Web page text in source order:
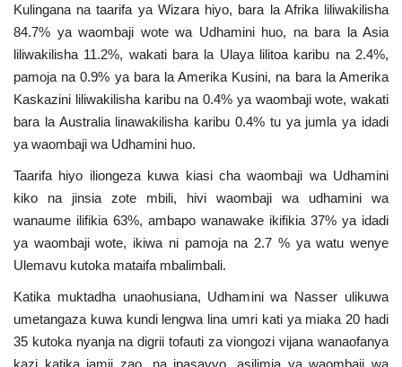
Nasser
Udhamini wa Nasser
Nyaraka na Marejeleo
Waanzilishi
Raia wa ulimwengu mzima
Nyaraka
Washiriki
Kulingana na taarifa ya Wizara hiyo, bara la Afrika liliwakilisha
84.7% ya waombaji wote wa Udhamini huo, na bara la Asia
liliwakilisha 11.2%, wakati bara la Ulaya lilitoa karibu na 2.4%,
pamoja na 0.9% ya bara la Amerika Kusini, na bara la Amerika
Kaskazini liliwakilisha karibu na 0.4% ya waombaji wote, wakati
bara la Australia linawakilisha karibu 0.4% tu ya jumla ya idadi
ya waombaji wa Udhamini huo.
Taarifa hiyo iliongeza kuwa kiasi cha waombaji wa Udhamini
kiko na jinsia zote mbili, hivi waombaji wa udhamini wa
wanaume ilifikia 63%, ambapo wanawake ikifikia 37% ya idadi
ya waombaji wote, ikiwa ni pamoja na 2.7 % ya watu wenye
Ulemavu kutoka mataifa mbalimbali.
Katika muktadha unaohusiana, Udhamini wa Nasser ulikuwa
umetangaza kuwa kundi lengwa lina umri kati ya miaka 20 hadi
35 kutoka nyanja na digrii tofauti za viongozi vijana wanaofanya
kazi katika jamii zao, na ipasavyo, asilimia ya waombaji wa